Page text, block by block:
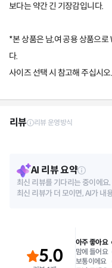
보다는 약간 긴 기장감입니다.
*본 상품은 남,여 공용 상품으
다.
사이즈 선택 시 참고해 주십시오.